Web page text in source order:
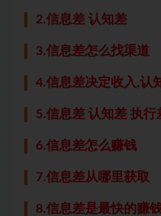
2.信息差 认知差
3.信息差怎么找渠道
4.信息差决定收入,认
5.信息差 认知差 执行
6.信息差怎么赚钱
7.信息差从哪里获取
8.信息差是最快的赚